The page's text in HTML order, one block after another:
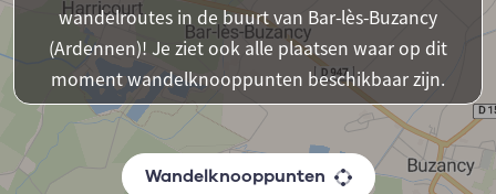
wandelroutes in de buurt van Bar-lès-Buzancy
(Ardennen)! Je ziet ook alle plaatsen waar op dit
moment wandelknooppunten beschikbaar zijn.
Wandelknooppunten